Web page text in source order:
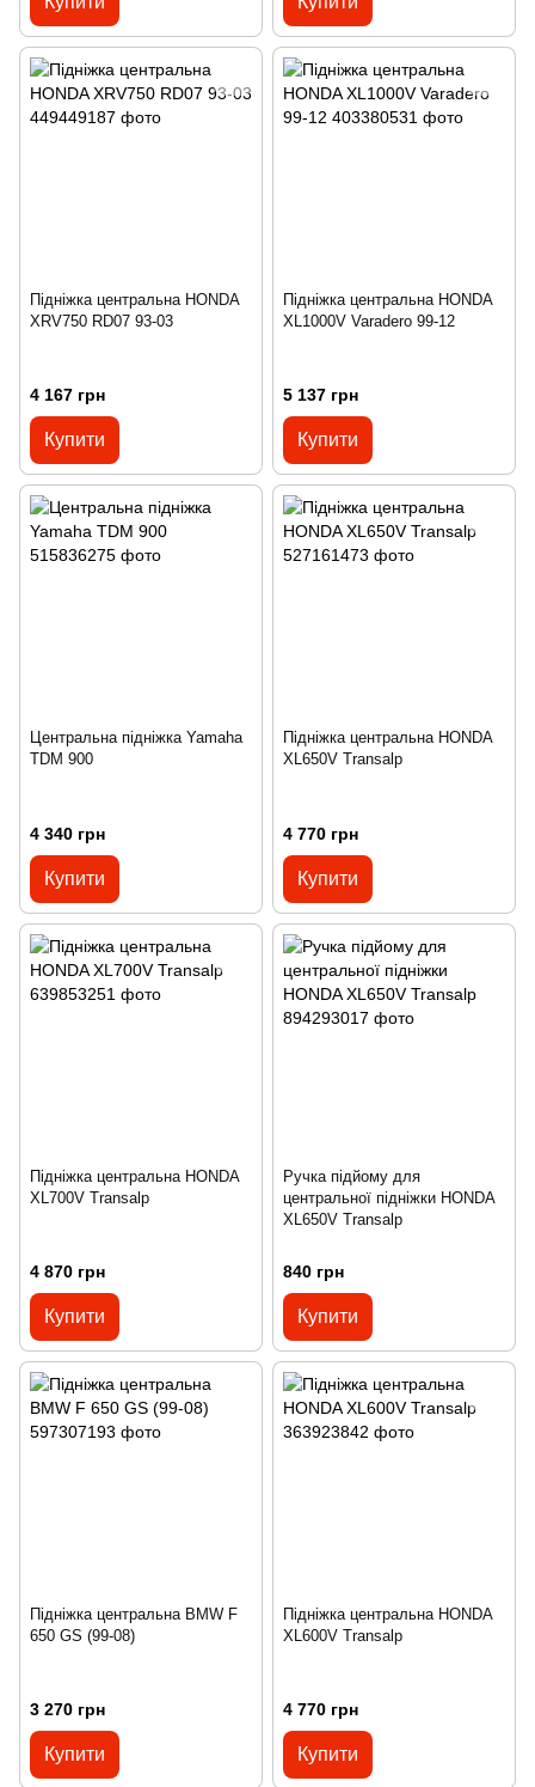
Підніжка центральна HONDA
XRV750 RD07 93-03
4 167 грн
Купити
Підніжка центральна HONDA
XL1000V Varadero 99-12
5 137 грн
Купити
Центральна підніжка Yamaha
TDM 900
4 340 грн
Купити
Підніжка центральна HONDA
XL650V Transalp
4 770 грн
Купити
Підніжка центральна HONDA
XL700V Transalp
4 870 грн
Купити
Ручка підйому для
центральної підніжки HONDA
XL650V Transalp
840 грн
Купити
Підніжка центральна BMW F
650 GS (99-08)
3 270 грн
Купити
Підніжка центральна HONDA
XL600V Transalp
4 770 грн
Купити